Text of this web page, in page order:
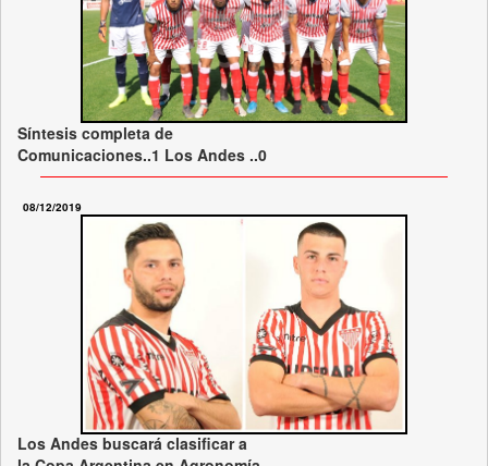
Síntesis completa de
Comunicaciones..1 Los Andes ..0
08/12/2019
Los Andes buscará clasificar a